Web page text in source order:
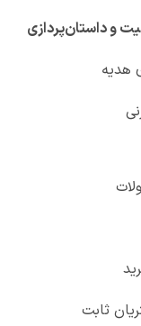
و داستان‌پردازی
هدیه
ثابت